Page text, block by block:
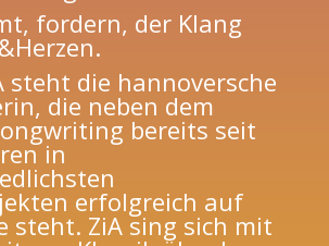
fordern, der Klang
steht die hannoversche
die neben dem
bereits seit
in
erfolgreich auf
steht. ZiA sing sich mit